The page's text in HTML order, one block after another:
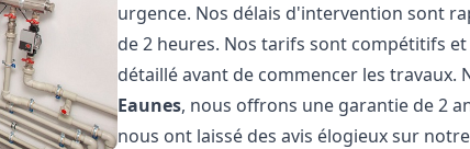
urgence. Nos délais d'intervention sont
de 2 heures. Nos tarifs sont compétitifs
détaillé avant de commencer les
Eaunes, nous offrons une garantie de 2
nous ont laissé des avis élogieux sur